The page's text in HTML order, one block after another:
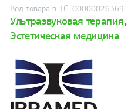
Код товара в 1С: 00000026369
Ультразвуковая терапия,
Эстетическая медицина